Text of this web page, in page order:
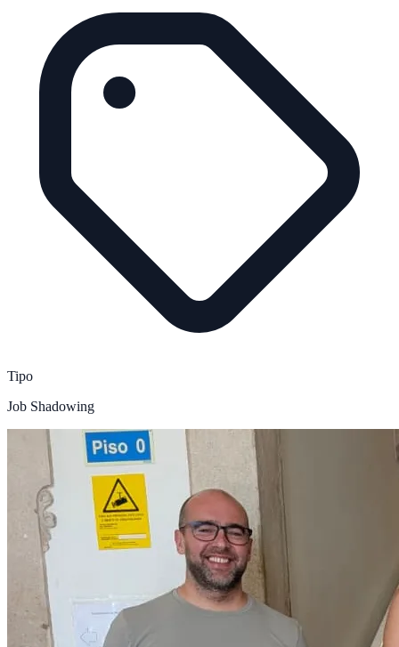
Tipo
Job Shadowing